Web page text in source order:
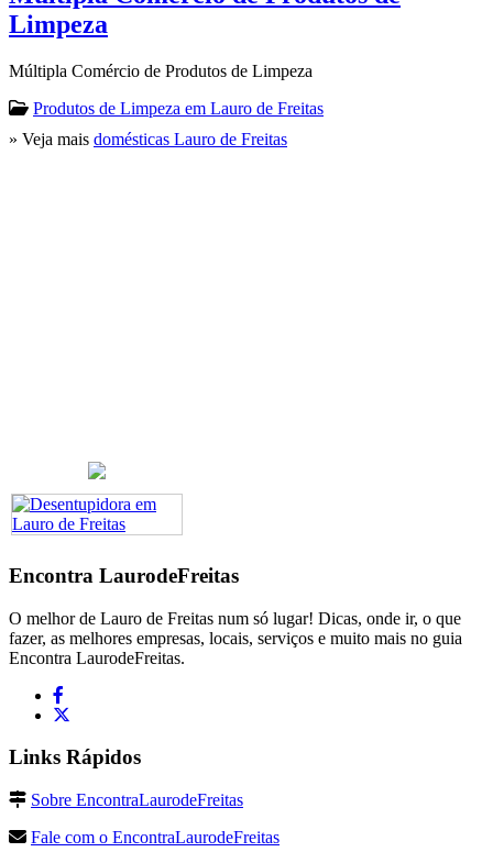
Limpeza
Múltipla Comércio de Produtos de Limpeza
Produtos de Limpeza em Lauro de Freitas
» Veja mais domésticas Lauro de Freitas
Encontra LaurodeFreitas
O melhor de Lauro de Freitas num só lugar! Dicas, onde ir, o que
fazer, as melhores empresas, locais, serviços e muito mais no guia
Encontra LaurodeFreitas.
Links Rápidos
Sobre EncontraLaurodeFreitas
Fale com o EncontraLaurodeFreitas